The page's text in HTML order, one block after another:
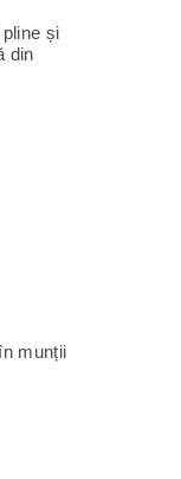
și
din
munții